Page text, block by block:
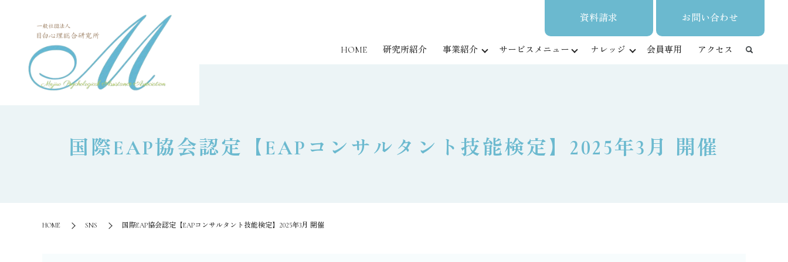
資料請求 お問い合わせ
HOME 研究所紹介 事業紹介 サービスメニュー ナレッジ 会員専用 アクセス
国際EAP協会認定【EAPコンサルタント技能検定】2025年3月 開催
HOME SNS 国際EAP協会認定【EAPコンサルタント技能検定】2025年3月 開催